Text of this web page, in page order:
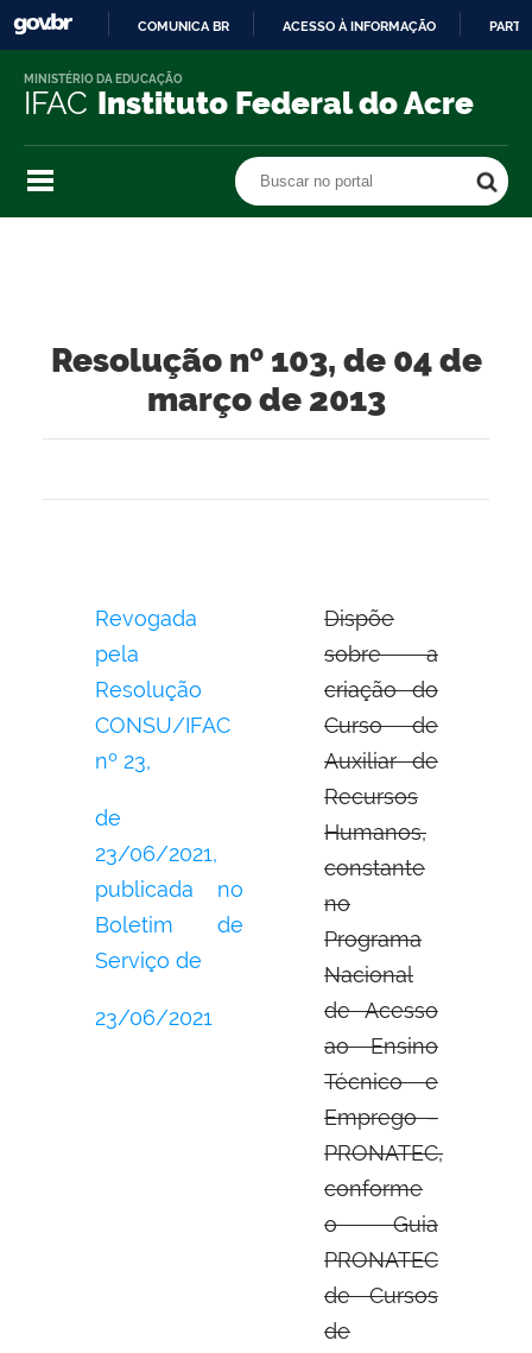
O
COMUNICA BR ACESSO À INFORMAÇÃO
IFAC Instituto Federal do Acre
MINISTÉRIO DA EDUCAÇÃO
Buscar no portal
Resolução nº 103, de 04 de
março de 2013
Revogada
pela
Resolução
CONSU/IFAC
nº 23,
de
23/06/2021,
publicada no
Boletim de
Serviço de
23/06/2021
Dispõe
sobre a
criação do
Curso de
Auxiliar de
Recursos
Humanos,
constante
no
Programa
Nacional
de Acesso
ao Ensino
Técnico e
Emprego –
PRONATEC,
conforme
o Guia
PRONATEC
de Cursos
de